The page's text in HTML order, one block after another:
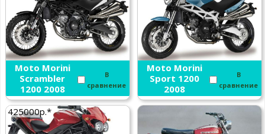
Moto Morini
Scrambler
1200 2008
В
сравнение
Moto Morini
Sport 1200
2008
В
сравнение
425000р.*